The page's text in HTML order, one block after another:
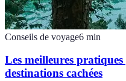
Conseils de voyage6 min
Les meilleures
destinations cachées